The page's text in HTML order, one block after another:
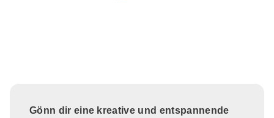
Gönn dir eine kreative und entspannende